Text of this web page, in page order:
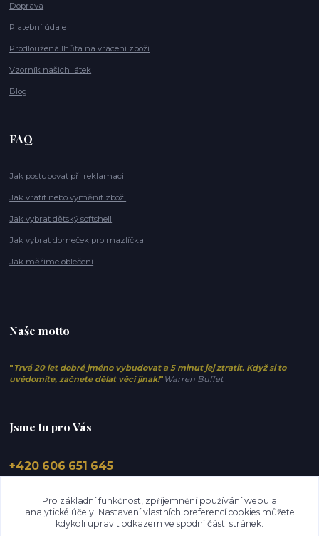
Doprava
Platební údaje
Prodloužená lhůta na vrácení zboží
Vzorník našich látek
Blog
FAQ
Jak postupovat při reklamaci
Jak vrátit nebo vyměnit zboží
Jak vybrat dětský softshell
Jak vybrat domeček pro mazlíčka
Jak měříme oblečení
Naše motto
" Trvá 20 let dobré jméno vybudovat a 5 minut jej ztratit. Když si to
uvědomíte, začnete dělat věci jinak!" Warren Buffet
Jsme tu pro Vás
+420 606 651 645
info@elfino.cz
Pro základní funkčnost, zpříjemnění používání webu a
analytické účely. Nastavení vlastních preferencí cookies můžete
kdykoli upravit odkazem ve spodní části stránek.